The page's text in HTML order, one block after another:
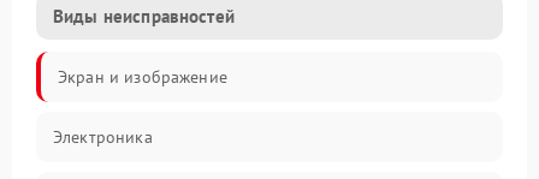
Виды неисправностей
Экран и изображение
Электроника